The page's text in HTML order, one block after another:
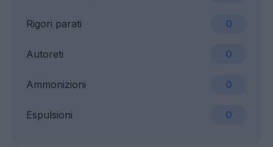
Ammonizioni 0
Rigori parati 0
Espulsioni 0
Autoreti 0